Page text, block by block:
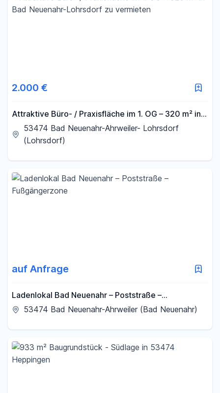
- €
2.000 €
Attraktive Büro- / Praxisfläche im 1. OG – 320 m² in
Bad Neuenahr-Lohrsdorf zu vermieten
53474 Bad Neuenahr-Ahrweiler- Lohrsdorf
(Lohrsdorf)
auf Anfrage
Ladenlokal Bad Neuenahr – Poststraße –
Fußgängerzone
53474 Bad Neuenahr-Ahrweiler (Bad Neuenahr)